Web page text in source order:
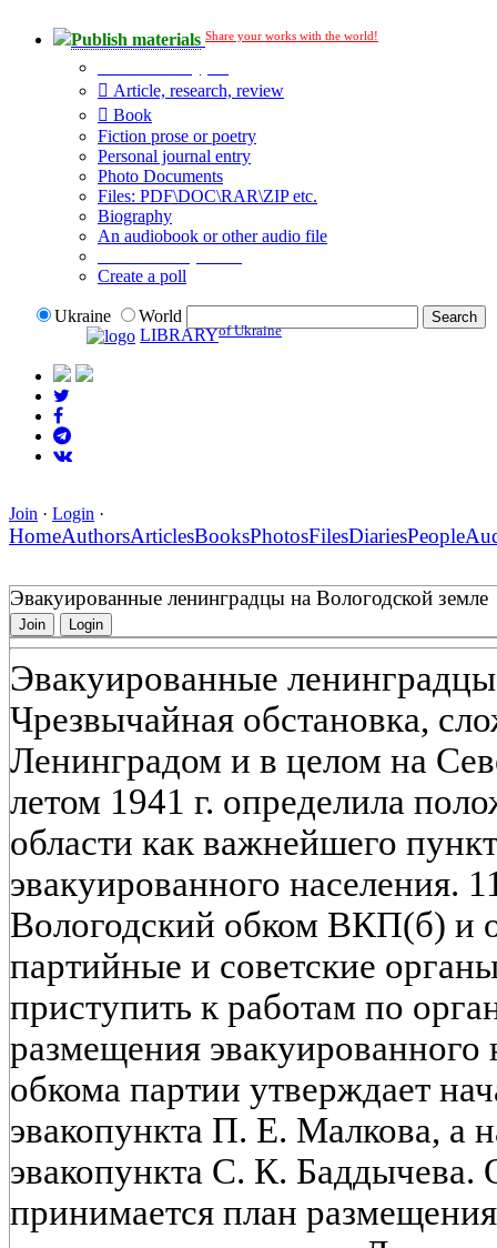
Publish materials Share your works with the world!
Article, research, review
Book
Fiction prose or poetry
Personal journal entry
Photo Documents
Files: PDF\DOC\RAR\ZIP etc.
Biography
An audiobook or other audio file
Create a poll
Ukraine
World
LIBRARYof Ukraine
Join · Login ·
HomeAuthorsArticlesBooksPhotosFilesDiariesPeople
Эвакуированные ленинградцы на Вологодской земле
Join Login
Эвакуированные
Чрезвычайная обстановка,
Ленинградом и в целом на
летом 1941 г. определила
области как важнейшего
эвакуированного населения.
Вологодский обком ВКП(б) и
партийные и советские
приступить к работам по
размещения
обкома партии утверждает
эвакопункта П. Е. Малкова, а
эвакопункта С. К. Баддычева.
принимается план